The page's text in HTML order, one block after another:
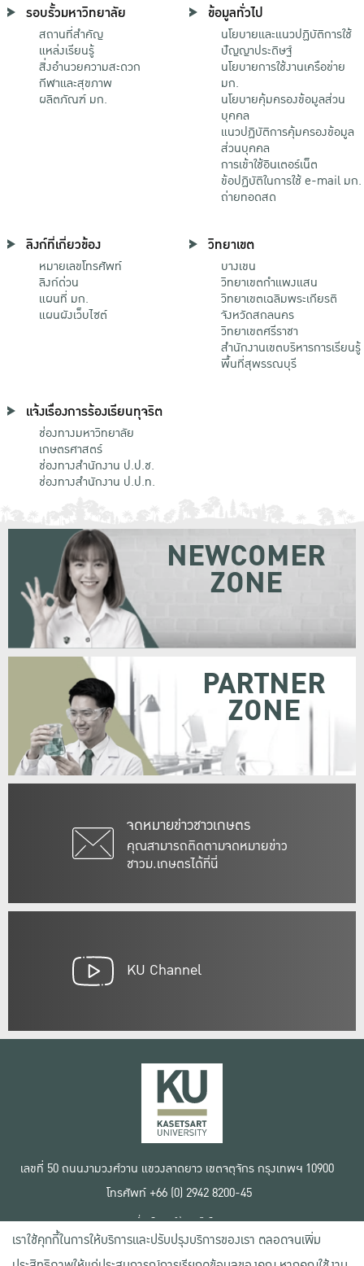
รอบรั้วมหาวิทยาลัย
สถานที่สำคัญ
แหล่งเรียนรู้
สิ่งอำนวยความสะดวก
กีฬาและสุขภาพ
ผลิตภัณฑ์ มก.
ข้อมูลทั่วไป
นโยบายและแนวปฏิบัติการใช้
ปัญญาประดิษฐ์
นโยบายการใช้งานเครือข่าย
มก.
นโยบายคุ้มครองข้อมูลส่วน
บุคคล
แนวปฏิบัติการคุ้มครองข้อมูล
ส่วนบุคคล
การเข้าใช้อินเตอร์เน็ต
ข้อปฏิบัติในการใช้ e-mail มก.
ถ่ายทอดสด
ลิงก์ที่เกี่ยวข้อง
หมายเลขโทรศัพท์
ลิงก์ด่วน
แผนที่ มก.
แผนผังเว็บไซต์
วิทยาเขต
บางเขน
วิทยาเขตกําแพงแสน
วิทยาเขตเฉลิมพระเกียรติ
จังหวัดสกลนคร
วิทยาเขตศรีราชา
สำนักงานเขตบริหารการเรียนรู้
พื้นที่สุพรรณบุรี
แจ้งเรื่องการร้องเรียนทุจริต
ช่องทางมหาวิทยาลัย
เกษตรศาสตร์
ช่องทางสำนักงาน ป.ป.ช.
ช่องทางสำนักงาน ป.ป.ท.
จดหมายข่าวชาวเกษตร
คุณสามารถติดตามจดหมายข่าว
ชาวม.เกษตรได้ที่นี่
NEWCOMER
ZONE
PARTNER
ZONE
KU Channel
เลขที่ 50 ถนนงามวงศ์วาน แขวงลาดยาว เขตจตุจักร กรุงเทพฯ 10900
โทรศัพท์ +66 (0) 2942 8200-45
เงื่อนไขการใช้งานเว็บไซต์
ข้อตกลงด้านสิทธิ์ใช้งาน
นโยบายความเป็นส่วนตัว
เราใช้คุกกี้ในการให้บริการและปรับปรุงบริการของเรา ตลอดจนเพิ่ม